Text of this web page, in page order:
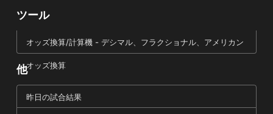
ツール
オッズ換算/計算機 - デシマル、フラクショナル、アメリカン
オッズ換算
他
昨日の試合結果